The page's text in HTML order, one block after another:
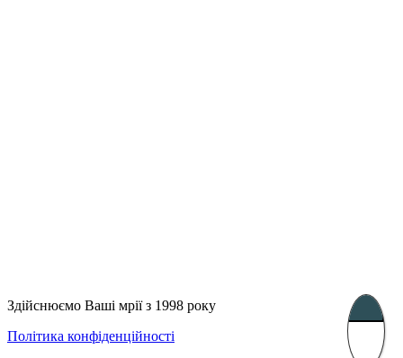
Здійснюємо Ваші мрії з 1998 року
Політика конфіденційності